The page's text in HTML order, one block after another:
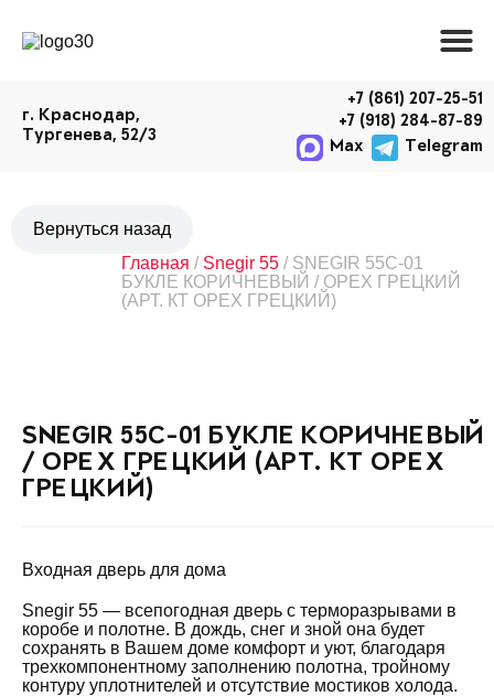
г. Краснодар,
Тургенева, 52/3
+7 (861) 207-25-51
+7 (918) 284-87-89
Max
Telegram
Главная / Snegir 55 / SNEGIR 55C-01
БУКЛЕ КОРИЧНЕВЫЙ / ОРЕХ ГРЕЦКИЙ
(АРТ. КТ ОРЕХ ГРЕЦКИЙ)
SNEGIR 55C-01 БУКЛЕ КОРИЧНЕВЫЙ
/ ОРЕХ ГРЕЦКИЙ (АРТ. КТ ОРЕХ
ГРЕЦКИЙ)
Входная дверь для дома
Snegir 55 — всепогодная дверь с терморазрывами в
коробе и полотне. В дождь, снег и зной она будет
сохранять в Вашем доме комфорт и уют, благодаря
трехкомпонентному заполнению полотна, тройному
контуру уплотнителей и отсутствие мостиков холода.